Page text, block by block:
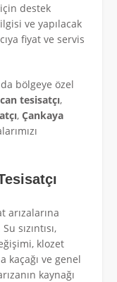
destek
ve yapılacak
fiyat ve servis
bölgeye özel
tesisatçı,
, Çankaya
arızalarına
sızıntısı,
klozet
kaçağı ve genel
kaynağı